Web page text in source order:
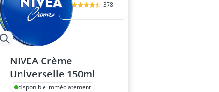
378
NIVEA Crème
Universelle 150ml
disponible immédiatement